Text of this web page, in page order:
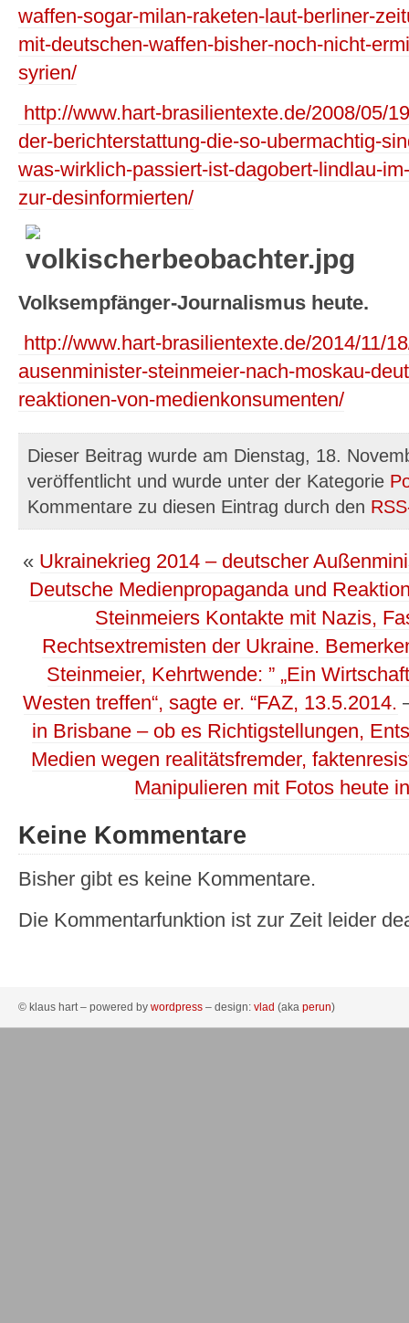
waffen-sogar-milan-raketen-laut-berliner-
mit-deutschen-waffen-bisher-noch-nicht-
syrien/
http://www.hart-brasilientexte.de/2008/05/
der-berichterstattung-die-so-ubermachtig-
was-wirklich-passiert-ist-dagobert-lindlau-
zur-desinformierten/
Volksempfänger-Journalismus heute.
http://www.hart-brasilientexte.de/2014/11/
ausenminister-steinmeier-nach-moskau-
reaktionen-von-medienkonsumenten/
Dieser Beitrag wurde am Dienstag, 18.
veröffentlicht und wurde unter der Kategorie
Kommentare zu diesen Eintrag durch den
« Ukrainekrieg 2014 – deutscher
Deutsche Medienpropaganda und
Steinmeiers Kontakte mit Nazis,
Rechtsextremisten der Ukraine.
Steinmeier, Kehrtwende: ” „Ein
Westen treffen“, sagte er. “FAZ, 13.5.2014.
in Brisbane – ob es Richtigstellungen,
Medien wegen realitätsfremder,
Manipulieren mit Fotos heute
Keine Kommentare
Bisher gibt es keine Kommentare.
Die Kommentarfunktion ist zur Zeit leider
© klaus hart – powered by wordpress – design: vlad (aka perun)